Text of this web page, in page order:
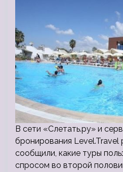
В сети «Слетать.ру» и
бронирования Level.Travel
сообщили, какие туры
спросом во второй